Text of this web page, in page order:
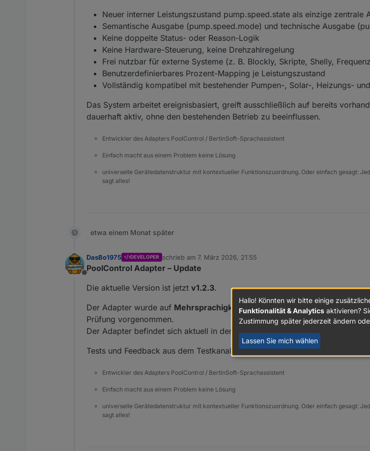
Neuer interner Leistungszustand pump.speed.state als einzige zentrale
Semantische Ausgabe (pump.speed.mode) und technische Ausgabe
Keine doppelte Status- oder Reason-Logik
Keine Hardware-Steuerung, keine Drehzahlregelung
Frei nutzbar für externe Systeme (z. B. Blockly, Skripte, Shelly,
Benutzerdefinierbares Prozent-Mapping je Leistungszustand
Vollständig kompatibel mit bestehender Pumpen-, Solar-, Heizungs-
Das System arbeitet ereignisbasiert, greift ausschließlich auf bereits
dauerhaft aktiv, ohne den bestehenden Betrieb zu beeinflussen.
Entwickler des Adapters PoolControl / BertinSoft-Sprachassistent
Einfach macht aus einem Problem keine Lösung
universelle Gerätedatenstruktur mit kontextueller Funktionszuordnung. Oder einfach gesagt:
sagt alles!
etwa einem Monat später
Offline
DasBo1975 DEVELOPER schrieb am 7. März 2026, 21:55
zuletzt editiert von
PoolControl Adapter – Update
Die aktuelle Version ist jetzt v1.2.3.
Der Adapter wurde auf Mehrsprachigkeit (i18n)umgestellt und
Prüfung vorgenommen.
Der Adapter befindet sich aktuell in der
Beantragung für daslatest
Tests und Feedback aus dem Testkanal sind wie immer willkommen 👍
Entwickler des Adapters PoolControl / BertinSoft-Sprachassistent
Einfach macht aus einem Problem keine Lösung
universelle Gerätedatenstruktur mit kontextueller Funktionszuordnung. Oder einfach gesagt:
sagt alles!
Hallo! Könnten wir bitte einige
Funktionalität & Analytics aktivieren?
Zustimmung später jederzeit ändern
Lassen Sie mich wählen